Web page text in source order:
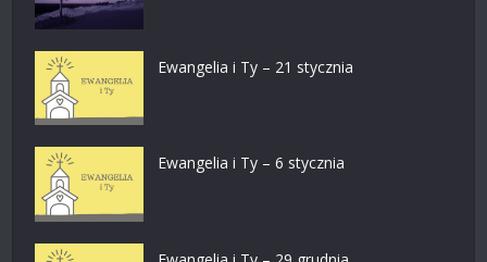
Ewangelia i Ty – 21 stycznia
Ewangelia i Ty – 6 stycznia